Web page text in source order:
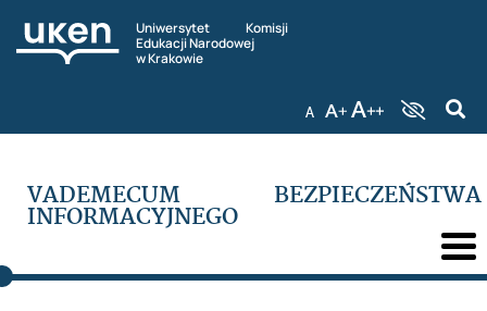
Uniwersytet Komisji
Edukacji Narodowej
w Krakowie
VADEMECUM BEZPIECZEŃSTWA
INFORMACYJNEGO